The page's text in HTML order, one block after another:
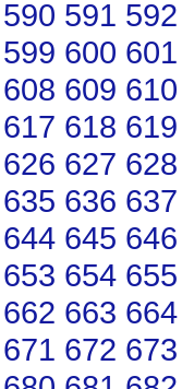
590 591 592
599 600 601
608 609 610
617 618 619
626 627 628
635 636 637
644 645 646
653 654 655
662 663 664
671 672 673